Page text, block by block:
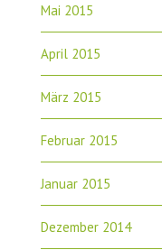
Mai 2015
April 2015
März 2015
Februar 2015
Januar 2015
Dezember 2014